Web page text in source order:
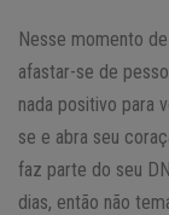
Nesse momento
afastar-se de
nada positivo para
se e abra seu
faz parte do seu
dias, então não